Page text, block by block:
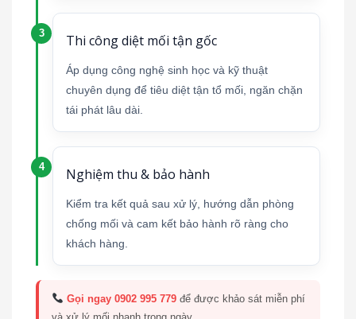
Thi công diệt mối tận gốc
Áp dụng công nghệ sinh học và kỹ thuật
chuyên dụng để tiêu diệt tận tổ mối, ngăn chặn
tái phát lâu dài.
Nghiệm thu & bảo hành
Kiểm tra kết quả sau xử lý, hướng dẫn phòng
chống mối và cam kết bảo hành rõ ràng cho
khách hàng.
Gọi ngay 0902 995 779để được khảo sát miễn phí